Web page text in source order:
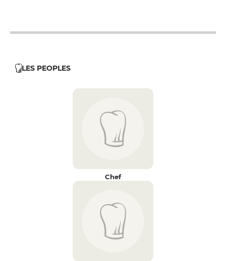
LES PEOPLES
Chef